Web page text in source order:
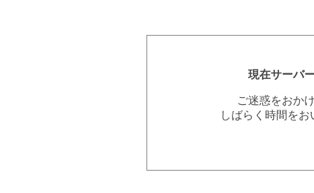
現在サーバ
ご迷惑をおか
しばらく時間を